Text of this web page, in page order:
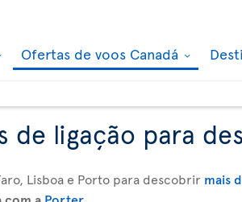
Ofertas de voos Canadá
de ligação para
Lisboa e Porto para descobrir mais